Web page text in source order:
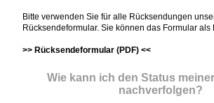
Bitte verwenden Sie für alle Rücksendungen
Rücksendeformular. Sie können das Formular als
>> Rücksendeformular (PDF) <<
Wie kann ich den Status
nachverfolgen?